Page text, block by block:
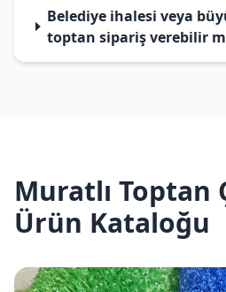
Belediye ihalesi veya
toptan sipariş verebilir
Muratlı Toptan
Ürün Kataloğu